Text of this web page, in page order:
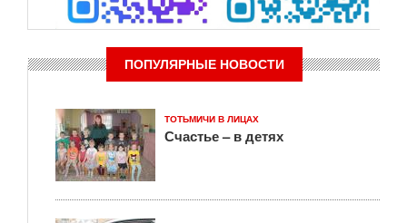
ПОПУЛЯРНЫЕ НОВОСТИ
ТОТЬМИЧИ В ЛИЦАХ
Счастье – в детях